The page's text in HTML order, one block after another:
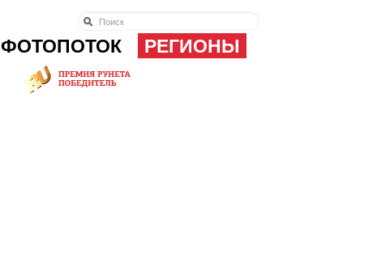
ФОТОПОТОК РЕГИОНЫ